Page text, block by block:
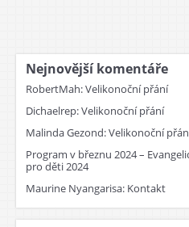
Nejnovější komentáře
RobertMah:Velikonoční přání
Dichaelrep:Velikonoční přání
Malinda Gezond:Velikonoční
Program v březnu 2024 –
pro děti 2024
Maurine Nyangarisa: Kontakt